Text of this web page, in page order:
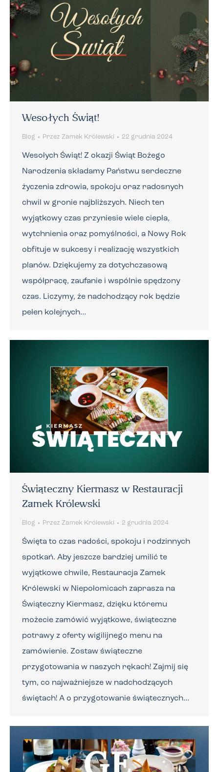
Wesołych Świąt!
Blog Przez Zamek Królewski 22 grudnia 2024
Wesołych Świąt! Z okazji Świąt Bożego
Narodzenia składamy Państwu serdeczne
życzenia zdrowia, spokoju oraz radosnych
chwil w gronie najbliższych. Niech ten
wyjątkowy czas przyniesie wiele ciepła,
wytchnienia oraz pomyślności, a Nowy Rok
obfituje w sukcesy i realizację wszystkich
planów. Dziękujemy za dotychczasową
współpracę, zaufanie i wspólnie spędzony
czas. Liczymy, że nadchodzący rok będzie
pełen kolejnych…
Świąteczny Kiermasz w Restauracji
Zamek Królewski
Blog Przez Zamek Królewski 2 grudnia 2024
Święta to czas radości, spokoju i rodzinnych
spotkań. Aby jeszcze bardziej umilić te
wyjątkowe chwile, Restauracja Zamek
Królewski w Niepołomicach zaprasza na
Świąteczny Kiermasz, dzięku któremu
możecie zamówić wyjątkowe, świąteczne
potrawy z oferty wigilijnego menu na
zamówienie. Zostaw świąteczne
przygotowania w naszych rękach! Zajmij się
tym, co najważniejsze w nadchodzących
świętach! A o przygotowanie świątecznych…